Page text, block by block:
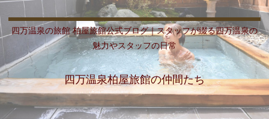
四万温泉の旅館 柏屋旅館公式ブログ｜スタッフが綴る四万温泉の
魅力やスタッフの日常
四万温泉柏屋旅館の仲間たち